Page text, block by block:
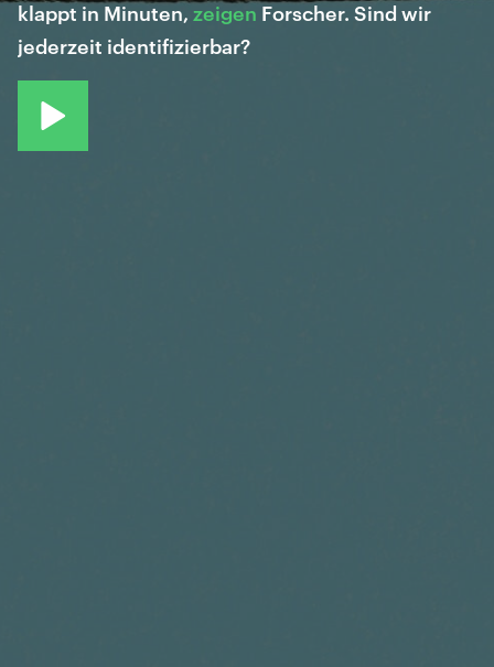
klappt in Minuten, zeigen Forscher. Sind wir
jederzeit identifizierbar?